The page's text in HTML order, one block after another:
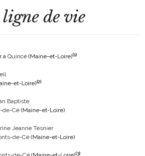
ligne de vie
à Quincé (Maine-et-Loire)(1)
et-Loire)(2)
Baptiste
de-Cé (Maine-et-Loire)
Jeanne Tesnier
de-Cé (Maine-et-Loire)
(3)